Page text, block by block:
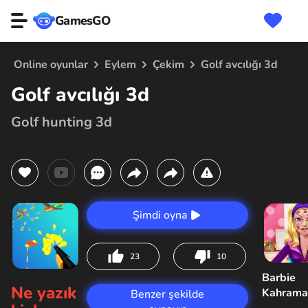
GamesGO
Online oyunlar Eylem Çekim Golf avcılığı 3d
Golf avcılığı 3d
Golf hunting 3d
Şimdi oyna
23 10
Ne yazık
Benzer şekilde
Barbie